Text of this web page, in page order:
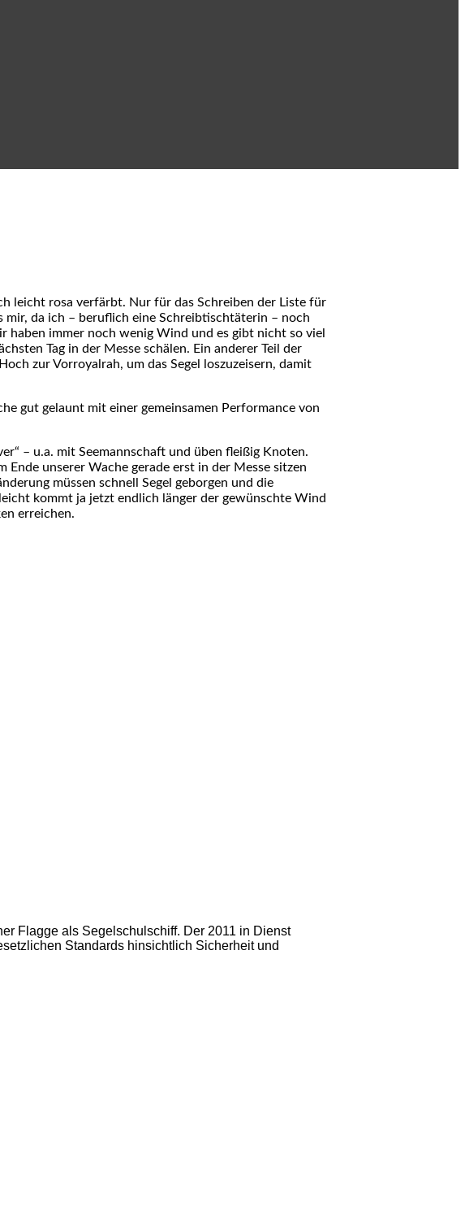
leicht rosa verfärbt. Nur für das Schreiben der Liste für
da ich – beruflich eine Schreibtischtäterin – noch
haben immer noch wenig Wind und es gibt nicht so viel
Tag in der Messe schälen. Ein anderer Teil der
zur Vorroyalrah, um das Segel loszuzeisern, damit
gut gelaunt mit einer gemeinsamen Performance von
– u.a. mit Seemannschaft und üben fleißig Knoten.
unserer Wache gerade erst in der Messe sitzen
müssen schnell Segel geborgen und die
kommt ja jetzt endlich länger der gewünschte Wind
erreichen.
Flagge als Segelschulschiff. Der 2011 in Dienst
Standards hinsichtlich Sicherheit und